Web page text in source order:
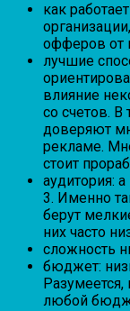
как
офферов от
лучшие
влияние
со счетов.
доверяют
рекламе.
стоит
аудитория:
3. Именно
берут
них часто
сложность
бюджет:
любой